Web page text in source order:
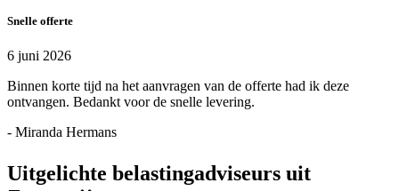
Snelle offerte
6 juni 2026
Binnen korte tijd na het aanvragen van de offerte had ik deze
ontvangen. Bedankt voor de snelle levering.
- Miranda Hermans
Uitgelichte belastingadviseurs uit